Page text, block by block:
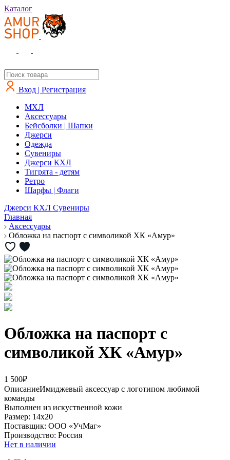
Каталог
Вход | Регистрация
MXЛ
Аксессуары
Бейсболки | Шапки
Джерси
Одежда
Сувениры
Джерси КХЛ
Тигрята - детям
Ретро
Шарфы | Флаги
Джерси КХЛ Сувениры
Главная
Аксессуары
Обложка на паспорт с символикой ХК «Амур»
Обложка на паспорт с
символикой ХК «Амур»
1 500₽
ОписаниеИмиджевый аксессуар с логотипом любимой
команды
Выполнен из искуственной кожи
Размер: 14х20
Поставщик: ООО «УчМаг»
Производство: Россия
Нет в наличии